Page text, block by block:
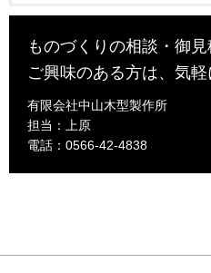
ものづくりの相談・御見
ご興味のある方は、気軽
有限会社中山木型製作所
担当：上原
電話：0566-42-4838